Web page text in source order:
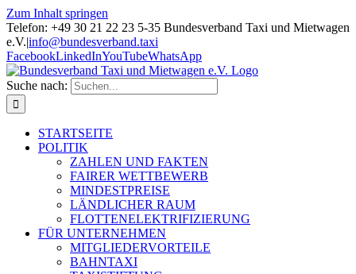
Zum Inhalt springen
Telefon: +49 30 21 22 23 5-35 Bundesverband Taxi und Mietwagen
e.V.|info@bundesverband.taxi
FacebookLinkedInYouTubeWhatsApp
Suche nach:
STARTSEITE
POLITIK
ZAHLEN UND FAKTEN
FAIRER WETTBEWERB
MINDESTPREISE
LÄNDLICHER RAUM
FLOTTENELEKTRIFIZIERUNG
FÜR UNTERNEHMEN
MITGLIEDERVORTEILE
BAHNTAXI